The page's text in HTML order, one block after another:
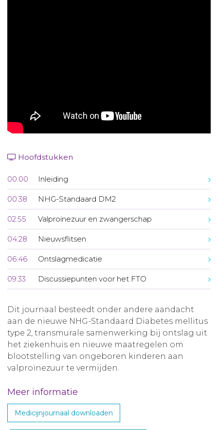
Hoofdstukken
00:00 Inleiding
00:38 NHG-Standaard DM2
02:55 Valproïnezuur en zwangerschap
04:28 Nieuwsflitsen
06:46 Ontslagmedicatie
09:33 Discussiepunten voor het FTO
Dit journaal besteedt onder andere aandacht
aan de nieuwe NHG-Standaard Diabetes mellitus
type 2, transmurale samenwerking bij ontslag uit
het ziekenhuis en nieuwe maatregelen om
blootstelling van ongeboren kinderen aan
valproïnezuur te vermijden.
Meer informatie
Medicijnjournaal downloaden